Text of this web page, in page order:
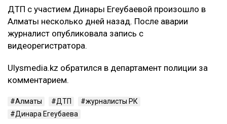
ДТП с участием Динары Егеубаевой произошло в
Алматы несколько дней назад. После аварии
журналист опубликовала запись с
видеорегистратора.
Ulysmedia.kz обратился в департамент полиции за
комментарием.
Алматы ДТП
журналисты РК
Динара Егеубаева